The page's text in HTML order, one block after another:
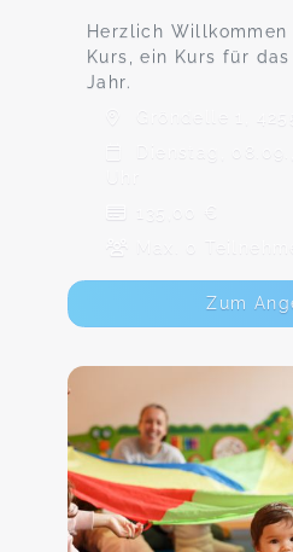
Herzlich Willkommen
Kurs, ein Kurs für
Jahr.
Gröndelle 1,
Dienstag,
135,00 €
Max. 0
Zum